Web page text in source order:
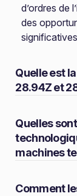
d’ordres de
des
Quelle est
28.94Z et
Quelles
machines
Comment